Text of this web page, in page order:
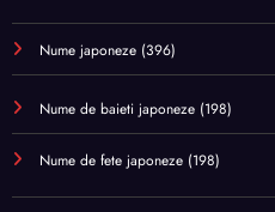
Nume japoneze (396)
Nume de baieti japoneze (198)
Nume de fete japoneze (198)